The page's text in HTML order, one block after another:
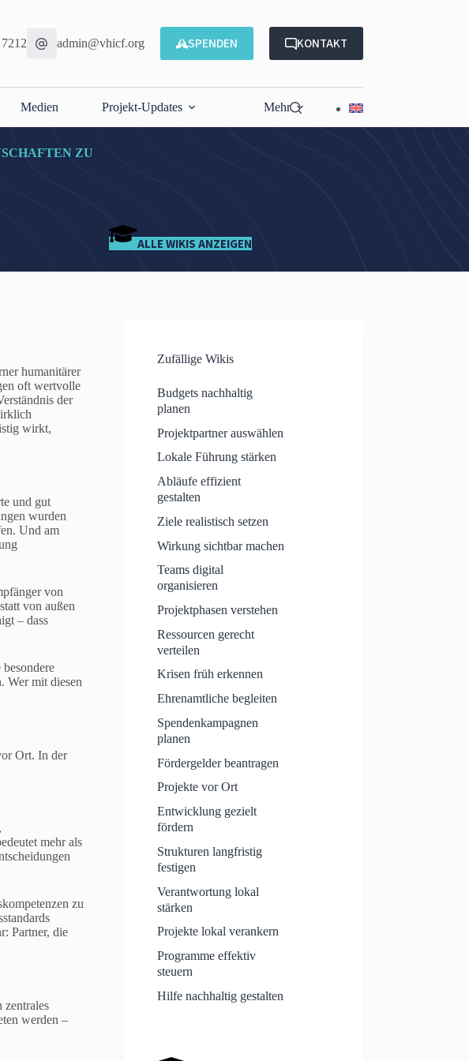
admin@vhicf.org SPENDEN KONTAKT
Medien Projekt-Updates Mehr
ZU
ALLE WIKIS ANZEIGEN
humanitärer
oft wertvolle
der
wirkt,
und gut
wurden
Und am
von
von außen
– dass
Wer mit diesen
Ort. In der
mehr als
zu
Partner, die
zentrales
werden –
Zufällige Wikis
Budgets nachhaltig
planen
Projektpartner auswählen
Lokale Führung stärken
Abläufe effizient
gestalten
Ziele realistisch setzen
Wirkung sichtbar machen
Teams digital
organisieren
Projektphasen verstehen
Ressourcen gerecht
verteilen
Krisen früh erkennen
Ehrenamtliche begleiten
Spendenkampagnen
planen
Fördergelder beantragen
Projekte vor Ort
Entwicklung gezielt
fördern
Strukturen langfristig
festigen
Verantwortung lokal
stärken
Projekte lokal verankern
Programme effektiv
steuern
Hilfe nachhaltig gestalten